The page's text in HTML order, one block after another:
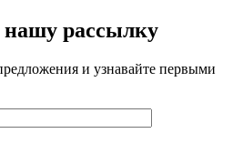
рассылку
и узнавайте первыми